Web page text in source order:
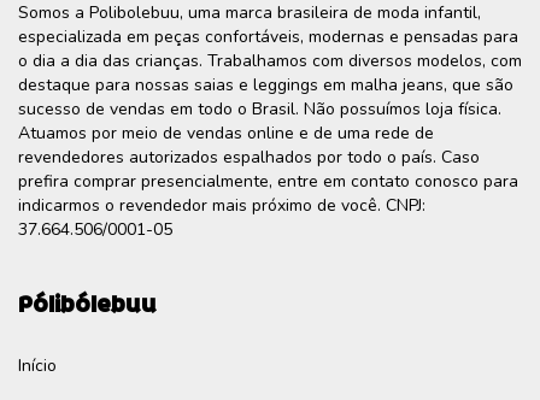
Somos a Polibolebuu, uma marca brasileira de moda infantil,
especializada em peças confortáveis, modernas e pensadas para
o dia a dia das crianças. Trabalhamos com diversos modelos, com
destaque para nossas saias e leggings em malha jeans, que são
sucesso de vendas em todo o Brasil. Não possuímos loja física.
Atuamos por meio de vendas online e de uma rede de
revendedores autorizados espalhados por todo o país. Caso
prefira comprar presencialmente, entre em contato conosco para
indicarmos o revendedor mais próximo de você. CNPJ:
37.664.506/0001-05
Pólibólebuu
Início